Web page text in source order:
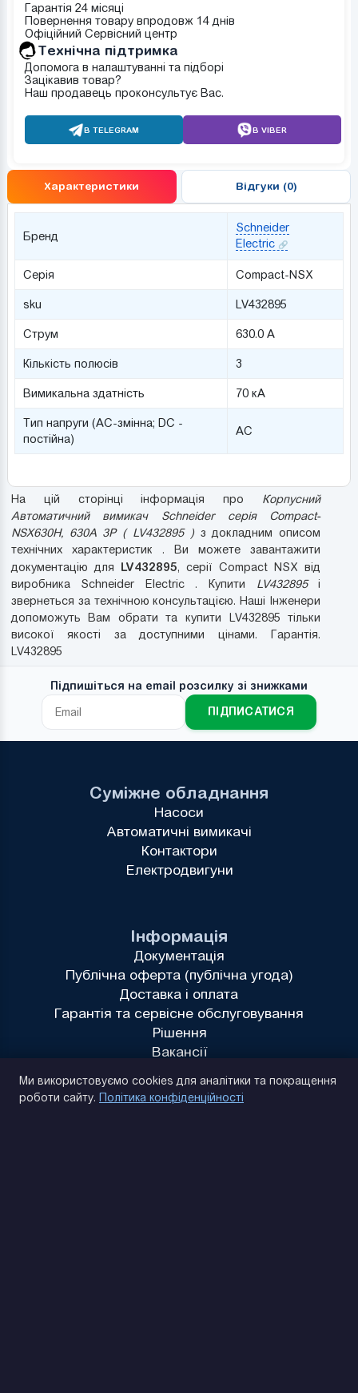
Гарантія 24 місяці
Повернення товару впродовж 14 днів
Офіційний Сервісний центр
Tехнічна підтримка
Допомога в налаштуванні та підборі
Зацікавив товар?
Наш продавець проконсультує Вас.
В TELEGRAM В VIBER
Характеристики Відгуки (0)
Бренд
Schneider
Electric
Серія Compact-NSX
sku LV432895
Струм 630.0 А
Кількість полюсів 3
Вимикальна здатність 70 кА
Тип напруги (AC-змінна; DC -
постійна)
AC
На цій сторінці інформація про Корпусний
Автоматичний вимикач Schneider серія Compact-
NSX630H, 630A 3P ( LV432895 )з докладним описом
технічних характеристик . Ви можете завантажити
документацію для LV432895, серії Compact NSX від
виробника Schneider Electric . Купити LV432895і
звернеться за технічною консультацією. Наші Інженери
допоможуть Вам обрати та купити LV432895 тільки
високої якості за доступними цінами. Гарантія.
LV432895
Підпишіться на email розсилку зі знижками
ПІДПИСАТИСЯ
Інформація
Документація
Публічна оферта (публічна угода)
Доставка і оплата
Гарантія та сервісне обслуговування
Рішення
Вакансії
Суміжне обладнання
Насоси
Автоматичні вимикачі
Контактори
Електродвигуни
Ми використовуємо cookies для аналітики та покращення
роботи сайту. Політика конфіденційності